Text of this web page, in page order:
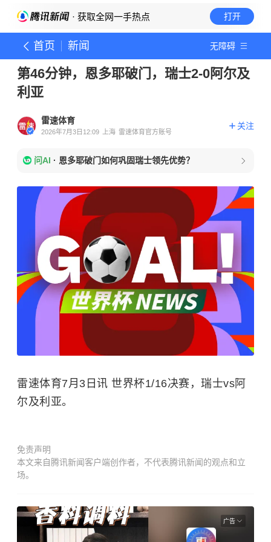
· 获取全网一手热点 打开
首页 新闻 无障碍
第46分钟，恩多耶破门，瑞士2-0阿尔及
利亚
雷速体育
2026年7月3日12:09 上海 雷速体育官方账号
关注
问AI · 恩多耶破门如何巩固瑞士领先优势？
雷速体育7月3日讯 世界杯1/16决赛，瑞士vs阿
尔及利亚。
免责声明
本文来自腾讯新闻客户端创作者，不代表腾讯新闻的观点和立
场。
广告